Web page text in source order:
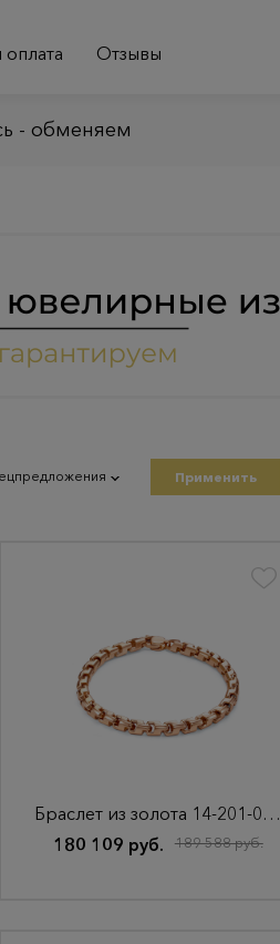
Отзывы
- обменяем
Применить
Браслет из золота 14-201-000-4К
180 109 руб.
189 588 руб.